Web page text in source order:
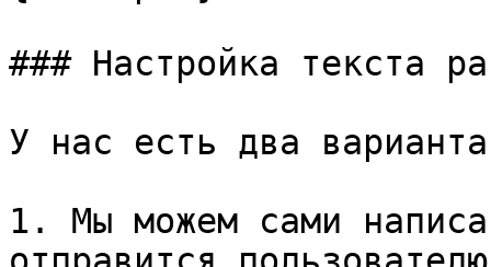
### Настройка текста
У нас есть два
1. Мы можем сами